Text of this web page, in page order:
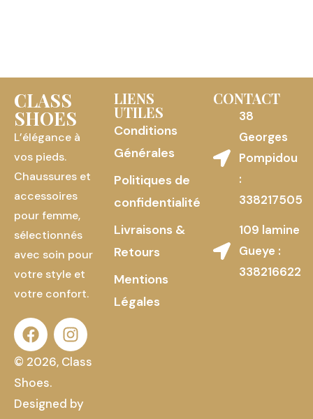
CLASS
SHOES
L’élégance à
vos pieds.
Chaussures et
accessoires
pour femme,
sélectionnés
avec soin pour
votre style et
votre confort.
© 2026, Class
Shoes.
Designed by
LIENS
UTILES
Conditions
Générales
Politiques de
confidentialité
Livraisons &
Retours
Mentions
Légales
CONTACT
38
Georges
Pompidou
:
338217505
109 lamine
Gueye :
338216622